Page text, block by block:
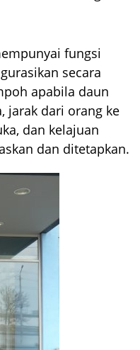
fungsi
secara
apabila daun
jarak dari orang ke
dan kelajuan
dan ditetapkan.